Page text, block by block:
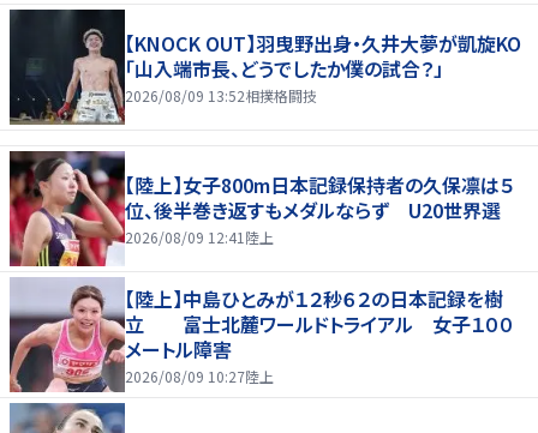
【KNOCK OUT】羽曳野出身・久井大夢が凱旋KO
「山入端市長、どうでしたか僕の試合？」
2026/08/09 13:52相撲格闘技
【陸上】女子800m日本記録保持者の久保凛は５
位、後半巻き返すもメダルならず U20世界選
2026/08/09 12:41 陸上
【陸上】中島ひとみが１２秒６２の日本記録を樹
立 富士北麓ワールドトライアル 女子１００
メートル障害
2026/08/09 10:27陸上